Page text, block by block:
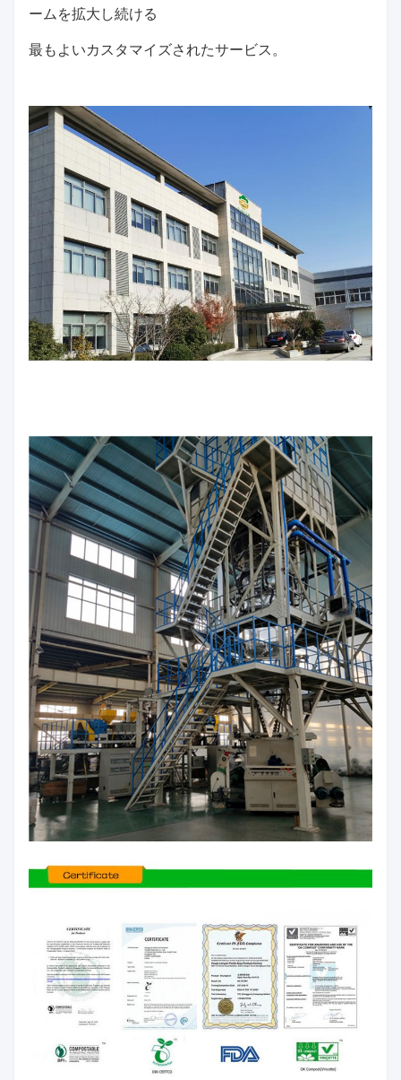
ームを拡大し続ける
最もよいカスタマイズされたサービス。